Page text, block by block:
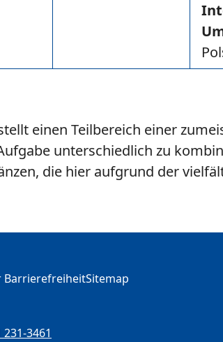
einen Teilbereich einer
unterschiedlich zu
die hier aufgrund der
BarrierefreiheitSitemap
3461